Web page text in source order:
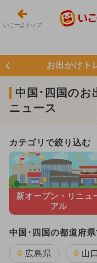
いこーよトップ
お出かけト
中国･四国のお
ニュース
カテゴリで絞り込む
新オープン・ リニュ
アル
中国･四国の都道府
広島県 山